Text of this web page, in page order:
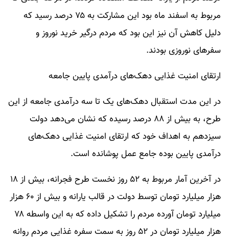
مربوط به اسفند ماه بود این مشارکت به ۷۵ درصد رسید که
دلیل کاهش آن نیز این بود که مردم درگیر خرید نوروز و
سفرهای نوروزی بودند.
ارتقای امنیت غذایی دهک‌های درآمدی پایین جامعه
در این مدت استقبال دهک‌های یک تا سه درآمدی جامعه از این
طرح، به بیش از ۸۸ درصد رسیده که نشان می‌دهد دولت
سیزدهم به اهداف خود که ارتقای امنیت غذایی دهک‌های
درآمدی پایین بوده جامع عمل پوشانده است.
در آخرین آمار مربوط به ۵۲ روز نخست طرح فجرانه، بیش از ۱۸
هزار میلیارد تومان توسط دولت در قالب یارانه و بیش از ۶۰ هزار
میلیارد تومان آورده مردم را تشکیل داده که به این واسطه ۷۸
هزار میلیارد تومان در ۵۲ روز به سمت سفره غذایی مردم روانه